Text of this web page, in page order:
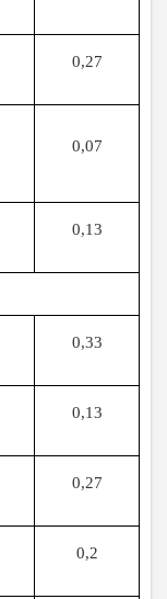
0,27
0,07
0,13
0,33
0,13
0,27
0,2